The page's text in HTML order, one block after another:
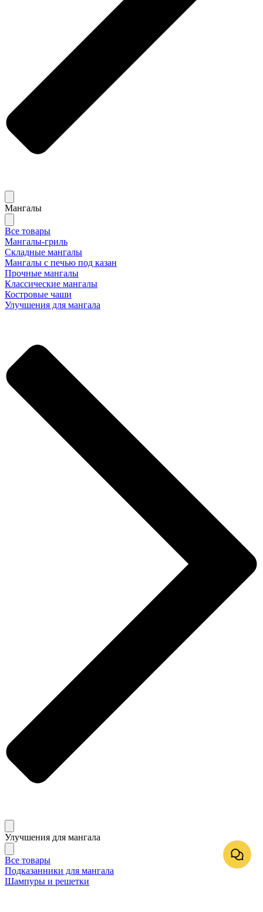
Мангалы
Все товары
Мангалы-гриль
Складные мангалы
Мангалы с печью под казан
Прочные мангалы
Классические мангалы
Костровые чаши
Улучшения для мангала
Улучшения для мангала
Все товары
Подказанники для мангала
Шампуры и решетки